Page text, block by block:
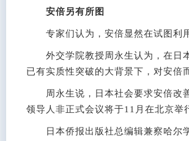
安倍另有所图
专家们认为，安倍显然在试图利用
外交学院教授周永生认为，在日
已有实质性突破的大背景下，对安倍
周永生说，日本社会要求安倍改
领导人非正式会议将于11月在北京举
日本侨报出版社总编辑兼察哈尔学